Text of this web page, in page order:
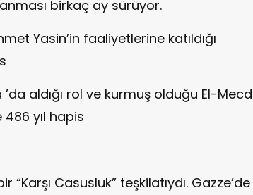
birkaç ay sürüyor.
Yasin’in faaliyetlerine katıldığı
aldığı rol ve kurmuş olduğu El-Mecd
yıl hapis
Casusluk” teşkilatıydı. Gazze’de